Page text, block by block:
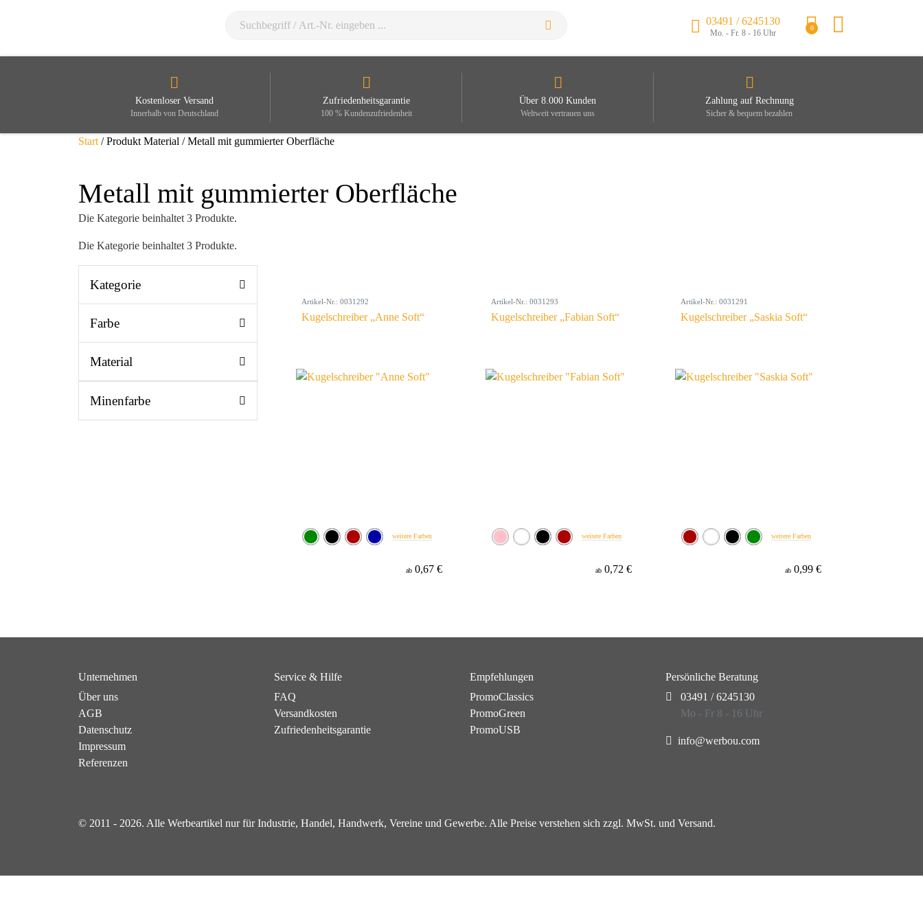
03491 / 6245130
Mo. - Fr. 8 - 16 Uhr
0
Kostenloser Versand
Innerhalb von Deutschland
Zufriedenheitsgarantie
100 % Kundenzufriedenheit
Über 8.000 Kunden
Weltweit vertrauen uns
Zahlung auf Rechnung
Sicher & bequem bezahlen
Start / Produkt Material / Metall mit gummierter Oberfläche
Metall mit gummierter Oberfläche
Die Kategorie beinhaltet 3 Produkte.
Die Kategorie beinhaltet 3 Produkte.
Kategorie
Farbe
Material
Minenfarbe
Artikel-Nr.: 0031292
Kugelschreiber „Anne Soft“
weitere Farben
ab 0,67 €
Artikel-Nr.: 0031293
Kugelschreiber „Fabian Soft“
weitere Farben
ab 0,72 €
Artikel-Nr.: 0031291
Kugelschreiber „Saskia Soft“
weitere Farben
ab 0,99 €
Unternehmen
Über uns
AGB
Datenschutz
Impressum
Referenzen
Service & Hilfe
FAQ
Versandkosten
Zufriedenheitsgarantie
Empfehlungen
PromoClassics
PromoGreen
PromoUSB
Persönliche Beratung
03491 / 6245130
Mo - Fr 8 - 16 Uhr
info@werbou.com
© 2011 - 2026. Alle Werbeartikel nur für Industrie, Handel, Handwerk, Vereine und Gewerbe. Alle Preise verstehen sich zzgl. MwSt. und Versand.